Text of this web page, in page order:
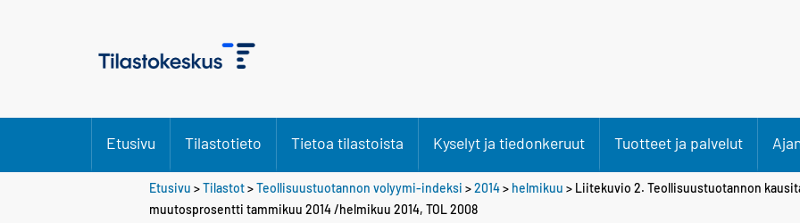
Etusivu Tilastotieto Tietoa tilastoista Kyselyt ja tiedonkeruut Tuotteet ja palvelut
Etusivu >Tilastot>Teollisuustuotannon volyymi-indeksi >2014> helmikuu > Liitekuvio 2. Teollisuustuotannon
muutosprosentti tammikuu 2014 /helmikuu 2014, TOL 2008